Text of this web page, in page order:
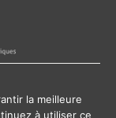
la meilleure
à utiliser ce